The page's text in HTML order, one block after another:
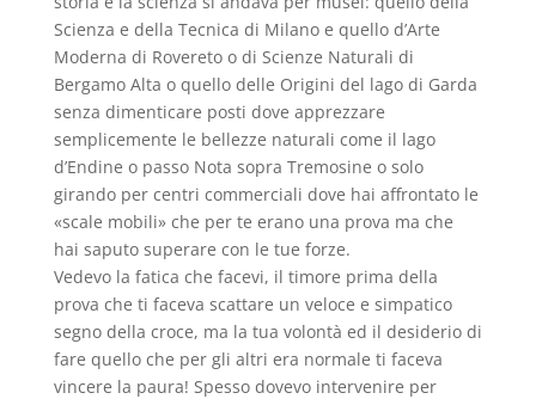
Scienza e della Tecnica di Milano e quello d’Arte
Moderna di Rovereto o di Scienze Naturali di
Bergamo Alta o quello delle Origini del lago di Garda
senza dimenticare posti dove apprezzare
semplicemente le bellezze naturali come il lago
d’Endine o passo Nota sopra Tremosine o solo
girando per centri commerciali dove hai affrontato le
«scale mobili» che per te erano una prova ma che
hai saputo superare con le tue forze.
Vedevo la fatica che facevi, il timore prima della
prova che ti faceva scattare un veloce e simpatico
segno della croce, ma la tua volontà ed il desiderio di
fare quello che per gli altri era normale ti faceva
vincere la paura! Spesso dovevo intervenire per